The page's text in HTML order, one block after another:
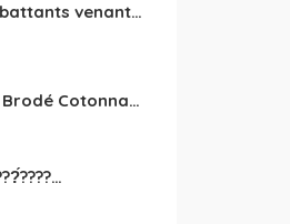
Armoires 3 battants venant de Turquie disponibles
Patch Voile Brodé Cotonnade et Tinu Minu de l’Inde ???????? ????
???????????????????? ????́???????????????????????????????????????? à vendre